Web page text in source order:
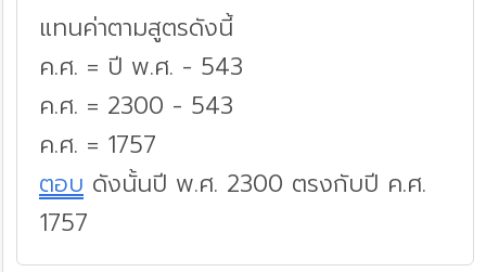
แทนค่าตามสูตรดังนี้
ค.ศ. = ปี พ.ศ. - 543
ค.ศ. = 2300 - 543
ค.ศ. = 1757
ตอบ ดังนั้นปี พ.ศ. 2300 ตรงกับปี ค.ศ.
1757